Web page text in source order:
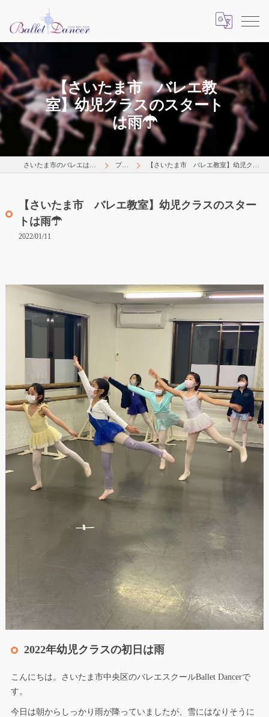
【さいたま市 バレエ教
室】幼児クラスのスタート
は雨☂
ブログ 【さいたま市 バレエ教室】幼児クラスのスタートは雨☂
【さいたま市 バレエ教室】幼児クラスのスター
トは雨☂
2022/01/11
2022年幼児クラスの初日は雨
こんにちは。さいたま市中央区のバレエスクールBallet Dancerで
す。
今日は朝からしっかり雨が降っていましたが、雪にはなりそうに